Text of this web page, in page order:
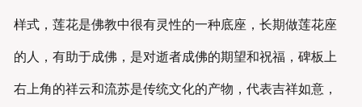
样式，莲花是佛教中很有灵性的一种底座，长期做莲花座
的人，有助于成佛，是对逝者成佛的期望和祝福，碑板上
右上角的祥云和流苏是传统文化的产物，代表吉祥如意，